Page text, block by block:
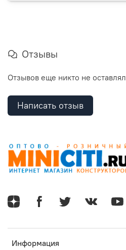
Отзывы
Отзывов еще никто не оставлял
Написать отзыв
Информация